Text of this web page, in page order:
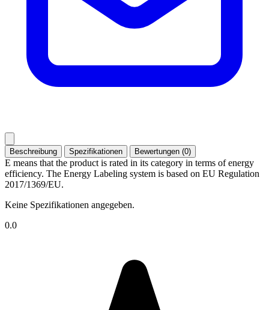
Beschreibung Spezifikationen Bewertungen (0)
E means that the product is rated in its category in terms of energy
efficiency. The Energy Labeling system is based on EU Regulation
2017/1369/EU.
Keine Spezifikationen angegeben.
0.0